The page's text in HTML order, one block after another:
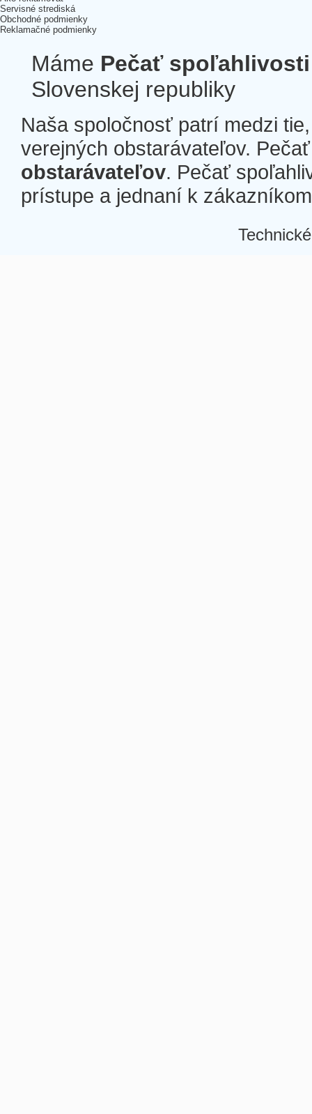
Servisné strediská
Obchodné podmienky
Reklamačné podmienky
Máme Pečať spoľahlivosti
Slovenskej republiky
Naša spoločnosť patrí medzi
verejných obstarávateľov.
obstarávateľov. Pečať
prístupe a jednaní k